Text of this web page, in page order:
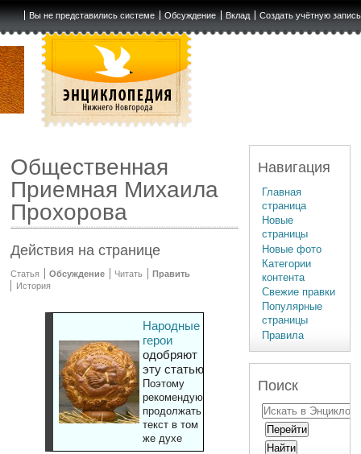
Вы не представились системе Обсуждение Вклад Создать учётную запись
Общественная
Приемная Михаила
Прохорова
Действия на странице
Статья Обсуждение Читать
Править
История
Народные
герои
одобряют
эту статью
Поэтому
рекомендуют
продолжать
текст в том
же духе
Навигация
Главная
страница
Новые
страницы
Новые фото
Категории
контента
Свежие правки
Популярные
страницы
Правила
Поиск